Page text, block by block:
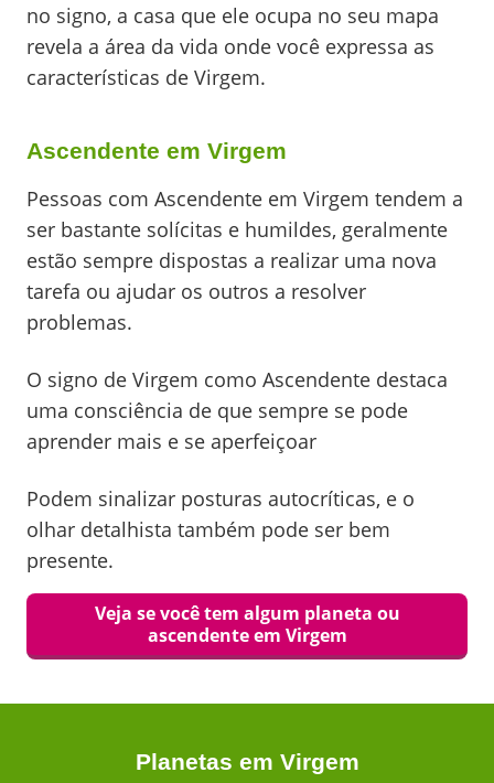
no signo, a casa que ele ocupa no seu mapa
revela a área da vida onde você expressa as
características de Virgem.
Ascendente em Virgem
Pessoas com Ascendente em Virgem tendem a
ser bastante solícitas e humildes, geralmente
estão sempre dispostas a realizar uma nova
tarefa ou ajudar os outros a resolver
problemas.
O signo de Virgem como Ascendente destaca
uma consciência de que sempre se pode
aprender mais e se aperfeiçoar
Podem sinalizar posturas autocríticas, e o
olhar detalhista também pode ser bem
presente.
Veja se você tem algum planeta ou
ascendente em Virgem
Planetas em Virgem